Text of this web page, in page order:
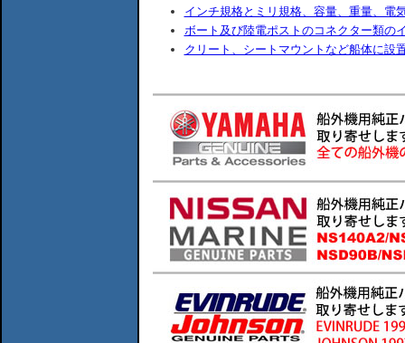
インチ規格とミリ規格、容量、重量、電
ボート及び陸電ポストのコネクター類の
クリート、シートマウントなど船体に設